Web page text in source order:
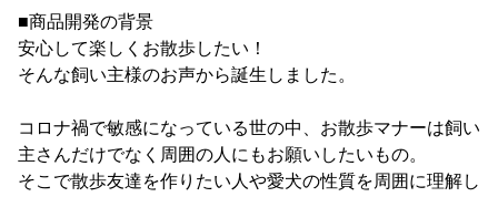
■商品開発の背景
安心して楽しくお散歩したい！
そんな飼い主様のお声から誕生しました。
コロナ禍で敏感になっている世の中、お散歩マナーは飼い
主さんだけでなく周囲の人にもお願いしたいもの。
そこで散歩友達を作りたい人や愛犬の性質を周囲に理解し